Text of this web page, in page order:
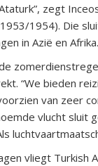
zegt
1954). Die
in Azië en
“We bieden
van zeer
vlucht sluit
vliegt Turkish